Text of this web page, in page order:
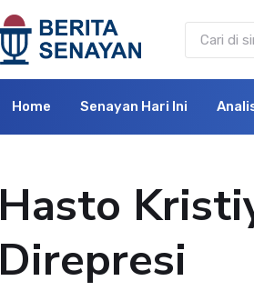
Home Senayan Hari Ini
Hasto
Direpresi